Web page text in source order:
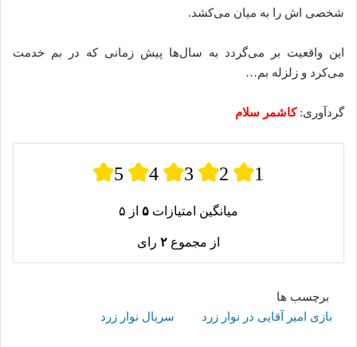
شخصی اش را به میان می‌کشد.
این واقعیت بر می‌گردد به سال‌ها پیش زمانی که در بم خدمت
می‌کرد و زلزله بم…
گردآوری:کاشمر سلام
5 4 3 2 1
میانگین امتیازات ۵ از ۵
از مجموع ۲ رای
برچسب ها
بازی امیر آقایی در نوار زرد
سریال نوار زرد